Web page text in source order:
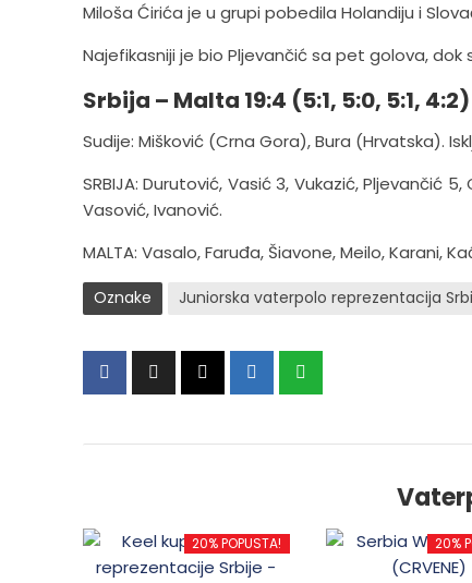
Miloša Ćirića je u grupi pobedila Holandiju i
Najefikasniji je bio Pljevančić sa pet golova, dok
Srbija – Malta 19:4 (5:1, 5:0, 5:1, 4:2)
Sudije: Mišković (Crna Gora), Bura (Hrvatska).
SRBIJA: Durutović, Vasić 3, Vukazić, Pljevančić
Vasović, Ivanović.
MALTA: Vasalo, Faruđa, Šiavone, Meilo, Karani,
Oznake Juniorska vaterpolo reprezentacija
20% POPUSTA! 20%